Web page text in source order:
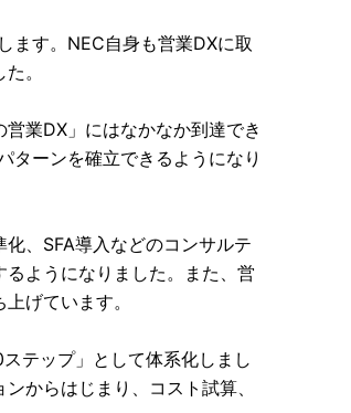
ます。NEC自身も営業DXに取
。
業DX」にはなかなか到達でき
ターンを確立できるようになり
、SFA導入などのコンサルテ
ようになりました。また、営
げています。
テップ」として体系化しまし
からはじまり、コスト試算、